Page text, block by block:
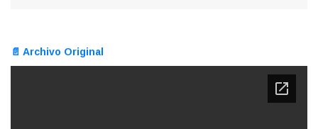
📄 Archivo Original